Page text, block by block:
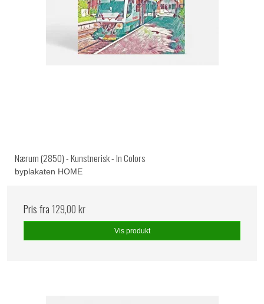
Nærum (2850) - Kunstnerisk - In Colors
byplakaten HOME
Pris fra129,00 kr
Vis produkt